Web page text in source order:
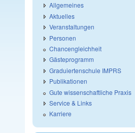
Allgemeines
Aktuelles
Veranstaltungen
Personen
Chancengleichheit
Gästeprogramm
Graduiertenschule IMPRS
Publikationen
Gute wissenschaftliche Praxis
Service & Links
Karriere